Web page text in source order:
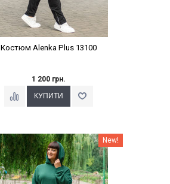
Костюм Alenka Plus 13100
1 200 грн.
Наклейки Варіант з % New!